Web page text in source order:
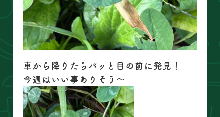
車から降りたらパッと目の前に発見！
今週はいい事ありそう〜